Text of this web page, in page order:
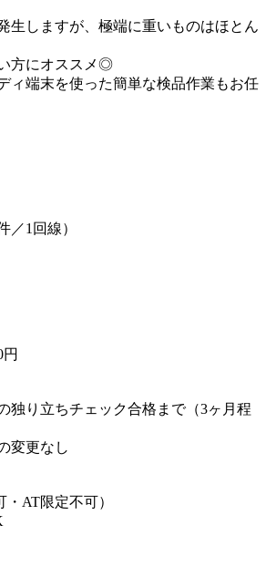
生しますが、極端に重いものはほとん
方にオススメ◎
ィ端末を使った簡単な検品作業もお任
／1回線）
独り立ちチェック合格まで（3ヶ月程
なし
AT限定不可）